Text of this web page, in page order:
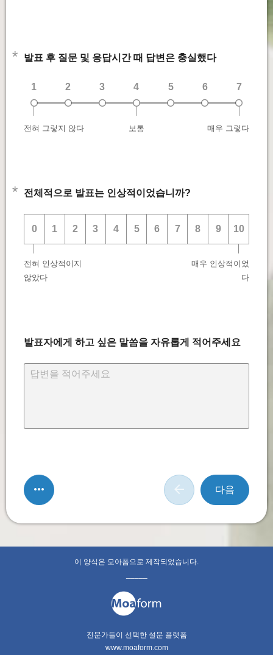
* 발표 후 질문 및 응답시간 때 답변은 충실했다
1 2 3 4 5 6 7
전혀 그렇지 않다 보통 매우 그렇다
* 전체적으로 발표는 인상적이었습니까?
0 1 2 3 4 5 6 7 8 9 10
전혀 인상적이지
않았다
매우 인상적이었
다
발표자에게 하고 싶은 말씀을 자유롭게 적어주세요
답변을 적어주세요
다음
이 양식은 모아폼으로 제작되었습니다.
전문가들이 선택한 설문 플랫폼
www.moaform.com